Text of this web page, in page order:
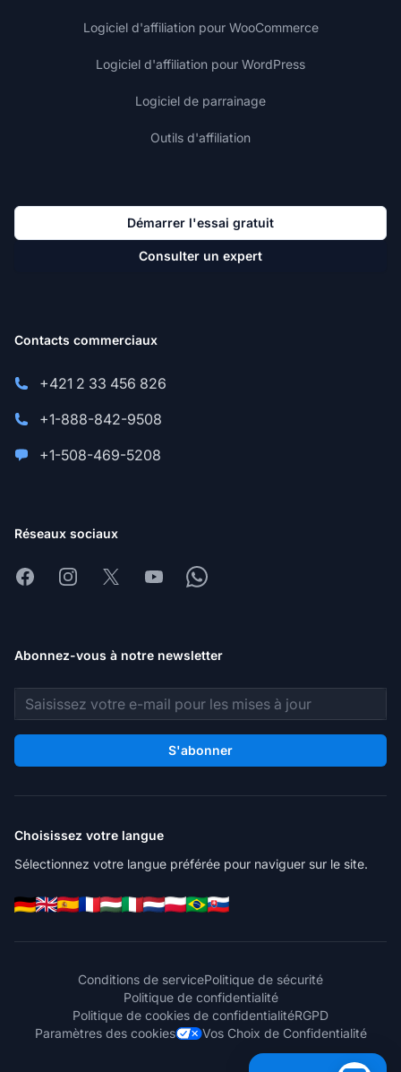
Logiciel d'affiliation pour WooCommerce
Logiciel d'affiliation pour WordPress
Logiciel de parrainage
Outils d'affiliation
Démarrer l'essai gratuit
Consulter un expert
Contacts commerciaux
+421 2 33 456 826
+1-888-842-9508
+1-508-469-5208
Réseaux sociaux
FacebookInstagram
X YoutubeWhatsapp
Abonnez-vous à notre newsletter
Adresse e-mail
S'abonner
Choisissez votre langue
Sélectionnez votre langue préférée pour naviguer sur le site.
Conditions de servicePolitique de sécurité
Politique de confidentialité
Politique de cookies de confidentialitéRGPD
Paramètres des cookies
Vos Choix de Confidentialité